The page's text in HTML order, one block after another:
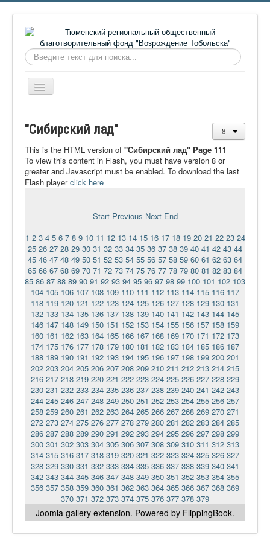
Искать...
Включить/
выключить
О фонде
Онлайн библиотека
Видеоматериалы
Сайт проекта Достоевский
Ермаковополе.рф
"Сибирский лад"
This is the HTML version of "Сибирский лад" Page 111
To view this content in Flash, you must have version 8 or
greater and Javascript must be enabled. To download the last
Flash playerclick here
Start Previous Next End
1 2 3 4 5 6 7 8 9 10 11 12 13 14 15 16 17 18 19 20 21 22 23 24
25 26 27 28 29 30 31 32 33 34 35 36 37 38 39 40 41 42 43 44
45 46 47 48 49 50 51 52 53 54 55 56 57 58 59 60 61 62 63 64
65 66 67 68 69 70 71 72 73 74 75 76 77 78 79 80 81 82 83 84
85 86 87 88 89 90 91 92 93 94 95 96 97 98 99 100 101 102 103
104 105 106 107 108 109 110 111 112 113 114 115 116 117
118 119 120 121 122 123 124 125 126 127 128 129 130 131
132 133 134 135 136 137 138 139 140 141 142 143 144 145
146 147 148 149 150 151 152 153 154 155 156 157 158 159
160 161 162 163 164 165 166 167 168 169 170 171 172 173
174 175 176 177 178 179 180 181 182 183 184 185 186 187
188 189 190 191 192 193 194 195 196 197 198 199 200 201
202 203 204 205 206 207 208 209 210 211 212 213 214 215
216 217 218 219 220 221 222 223 224 225 226 227 228 229
230 231 232 233 234 235 236 237 238 239 240 241 242 243
244 245 246 247 248 249 250 251 252 253 254 255 256 257
258 259 260 261 262 263 264 265 266 267 268 269 270 271
272 273 274 275 276 277 278 279 280 281 282 283 284 285
286 287 288 289 290 291 292 293 294 295 296 297 298 299
300 301 302 303 304 305 306 307 308 309 310 311 312 313
314 315 316 317 318 319 320 321 322 323 324 325 326 327
328 329 330 331 332 333 334 335 336 337 338 339 340 341
342 343 344 345 346 347 348 349 350 351 352 353 354 355
356 357 358 359 360 361 362 363 364 365 366 367 368 369
370 371 372 373 374 375 376 377 378 379
Joomla gallery extension. Powered by FlippingBook.